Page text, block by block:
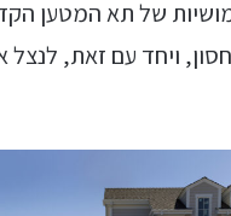
של תא המטען
ויחד עם זאת, לנצל